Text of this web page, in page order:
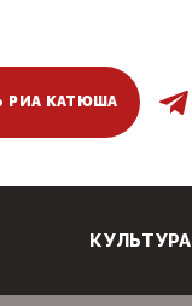
РИА КАТЮША
КУЛЬТУРА